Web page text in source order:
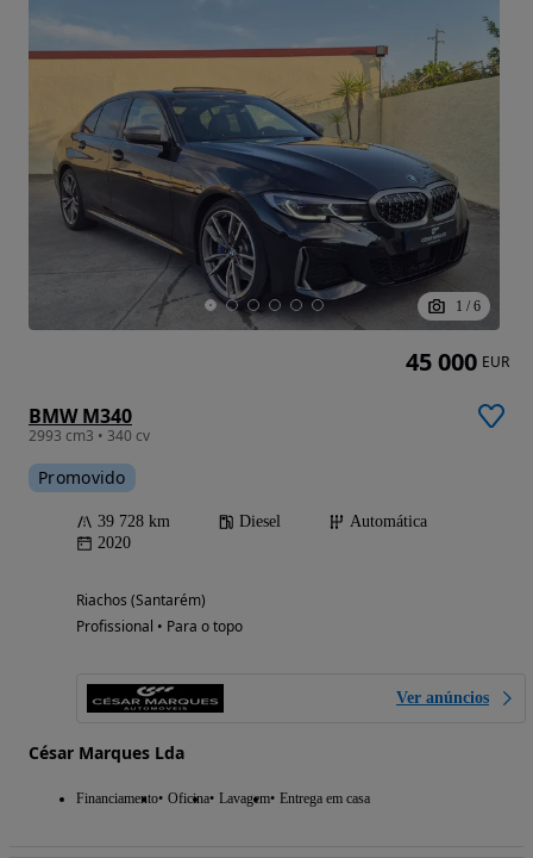
1 / 6
BMW M340
2993 cm3 • 340 cv
Promovido
39 728 km Diesel
Automática
2020
Riachos (Santarém)
Profissional • Para o topo
Ver anúncios
César Marques Lda
Financiamento Oficina Lavagem Entrega em casa
45 000 EUR